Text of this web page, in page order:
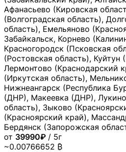
Афанасьево (Кировская
(Волгоградская область),
область), Емельяново
Забайкальск, Корнево
Красногородск (Псковская
(Ростовская область), Куйтун
Лермонтово (Краснодарский
(Иркутская область),
Нижнеангарск (Республика
(ДНР), Макеевка (ДНР),
область), Зыково
(Красноярский край),
Бердянск (Запорожская
от 39990₽ / 5г
~0.00766652 ₿